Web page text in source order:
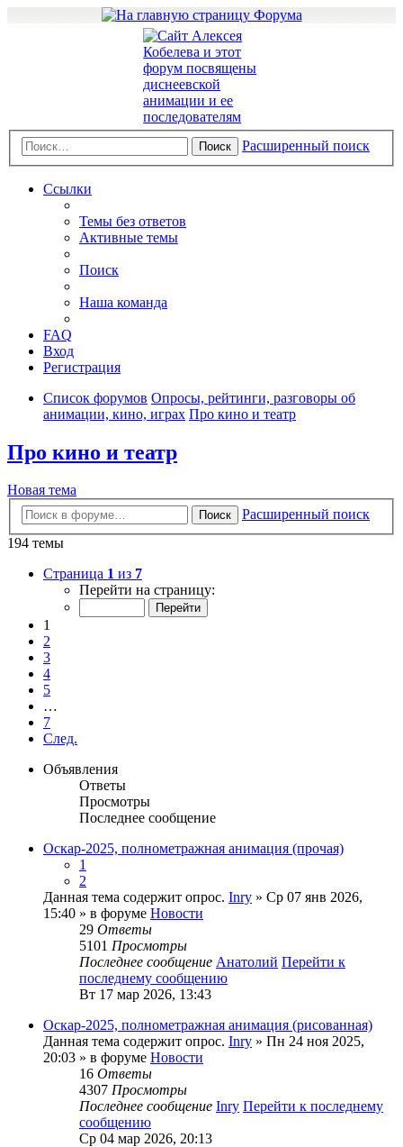
Поиск Расширенный поиск
Ссылки
Темы без ответов
Активные темы
Поиск
Наша команда
FAQ
Вход
Регистрация
Список форумов Опросы, рейтинги, разговоры об
анимации, кино, играх Про кино и театр
Про кино и театр
Новая тема
Поиск
Расширенный поиск
194 темы
Страница 1 из 7
Перейти на страницу:
1
2
3
4
5
…
7
След.
Объявления
Ответы
Просмотры
Последнее сообщение
Оскар-2025, полнометражная анимация (прочая)
1
2
Данная тема содержит опрос. Inry » Ср 07 янв 2026,
15:40 » в форуме Новости
29 Ответы
5101 Просмотры
Последнее сообщение Анатолий Перейти к
последнему сообщению
Вт 17 мар 2026, 13:43
Оскар-2025, полнометражная анимация (рисованная)
Данная тема содержит опрос. Inry » Пн 24 ноя 2025,
20:03 » в форуме Новости
16 Ответы
4307 Просмотры
Последнее сообщение Inry Перейти к последнему
сообщению
Ср 04 мар 2026, 20:13